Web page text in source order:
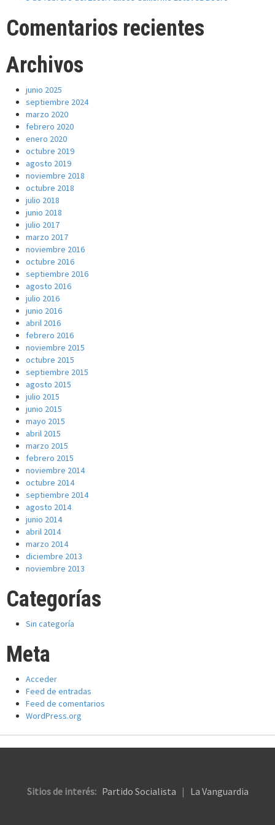
Comentarios recientes
Archivos
junio 2025
septiembre 2024
marzo 2020
febrero 2020
enero 2020
octubre 2019
agosto 2019
noviembre 2018
octubre 2018
julio 2018
junio 2018
julio 2017
marzo 2017
noviembre 2016
octubre 2016
septiembre 2016
agosto 2016
julio 2016
junio 2016
abril 2016
febrero 2016
noviembre 2015
octubre 2015
septiembre 2015
agosto 2015
julio 2015
junio 2015
mayo 2015
abril 2015
marzo 2015
febrero 2015
noviembre 2014
octubre 2014
septiembre 2014
agosto 2014
junio 2014
abril 2014
marzo 2014
diciembre 2013
noviembre 2013
Categorías
Sin categoría
Meta
Acceder
Feed de entradas
Feed de comentarios
WordPress.org
Sitios de interés: Partido Socialista | La Vanguardia